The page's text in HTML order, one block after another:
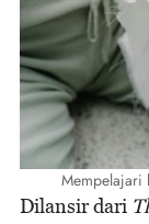
Mempelajari
Dilansir dari